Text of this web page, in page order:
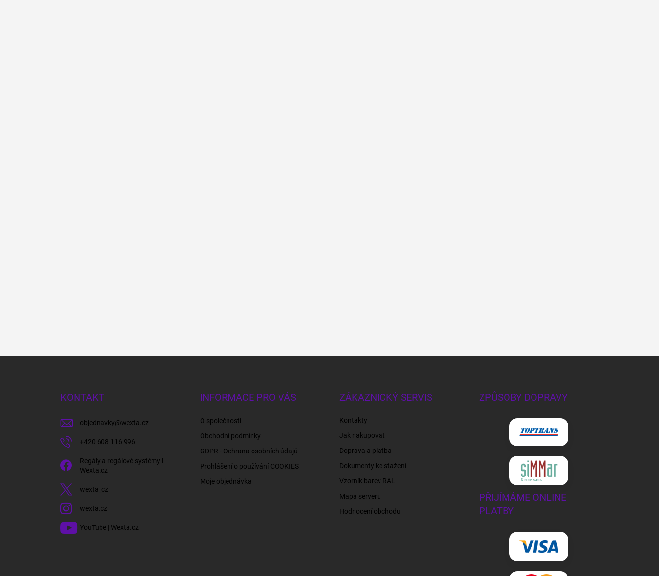
KONTAKT
objednavky@wexta.cz
+420 608 116 996
Regály a regálové systémy l
Wexta.cz
wexta_cz
wexta.cz
YouTube | Wexta.cz
INFORMACE PRO VÁS
O společnosti
Obchodní podmínky
GDPR - Ochrana osobních údajů
Prohlášení o používání COOKIES
Moje objednávka
ZÁKAZNICKÝ SERVIS
Kontakty
Jak nakupovat
Doprava a platba
Dokumenty ke stažení
Vzorník barev RAL
Mapa serveru
Hodnocení obchodu
ZPŮSOBY DOPRAVY
PŘIJÍMÁME ONLINE
PLATBY